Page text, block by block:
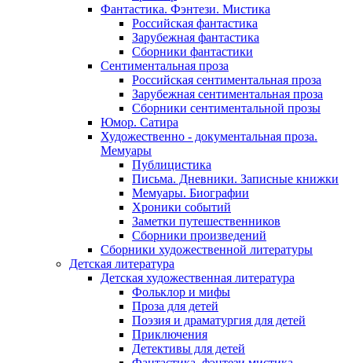
Фантастика. Фэнтези. Мистика
Российская фантастика
Зарубежная фантастика
Сборники фантастики
Сентиментальная проза
Российская сентиментальная проза
Зарубежная сентиментальная проза
Сборники сентиментальной прозы
Юмор. Сатира
Художественно - документальная проза.
Мемуары
Публицистика
Письма. Дневники. Записные книжки
Мемуары. Биографии
Хроники событий
Заметки путешественников
Сборники произведений
Сборники художественной литературы
Детская литература
Детская художественная литература
Фольклор и мифы
Проза для детей
Поэзия и драматургия для детей
Приключения
Детективы для детей